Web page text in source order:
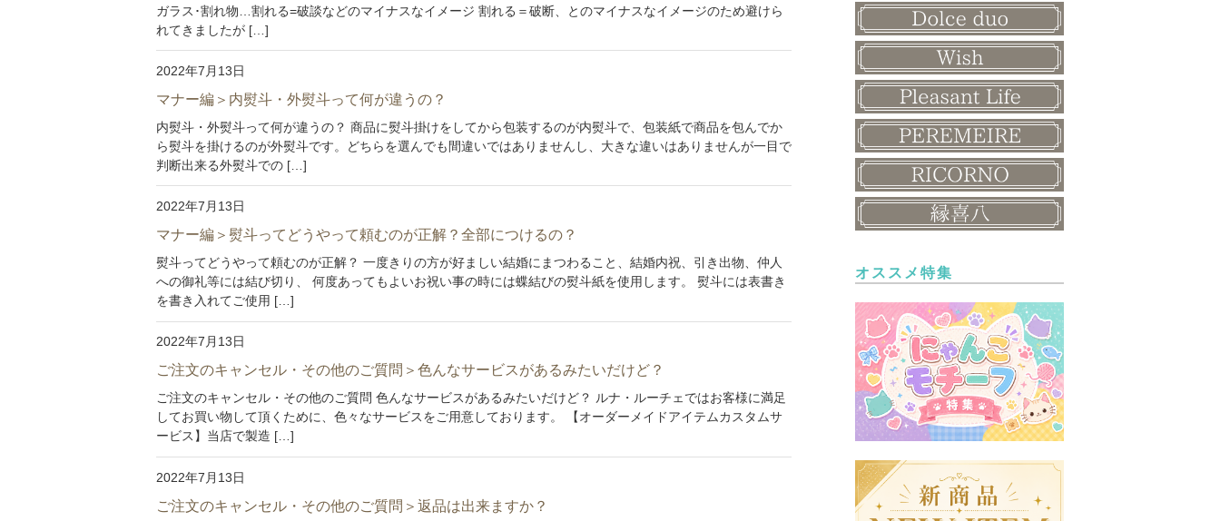
ガラス･割れ物…割れる=破談などのマイナスなイメージ 割れる＝破断、とのマイナスなイメージのため避けら
れてきましたが […]
2022年7月13日
マナー編＞内熨斗・外熨斗って何が違うの？
内熨斗・外熨斗って何が違うの？ 商品に熨斗掛けをしてから包装するのが内熨斗で、包装紙で商品を包んでか
ら熨斗を掛けるのが外熨斗です。どちらを選んでも間違いではありませんし、大きな違いはありませんが一目で
判断出来る外熨斗での […]
2022年7月13日
マナー編＞熨斗ってどうやって頼むのが正解？全部につけるの？
熨斗ってどうやって頼むのが正解？ 一度きりの方が好ましい結婚にまつわること、結婚内祝、引き出物、仲人
への御礼等には結び切り、 何度あってもよいお祝い事の時には蝶結びの熨斗紙を使用します。 熨斗には表書き
を書き入れてご使用 […]
2022年7月13日
ご注文のキャンセル・その他のご質問＞色んなサービスがあるみたいだけど？
ご注文のキャンセル・その他のご質問 色んなサービスがあるみたいだけど？ ルナ・ルーチェではお客様に満足
してお買い物して頂くために、色々なサービスをご用意しております。 【オーダーメイドアイテムカスタムサ
ービス】当店で製造 […]
2022年7月13日
ご注文のキャンセル・その他のご質問＞返品は出来ますか？
オススメ特集